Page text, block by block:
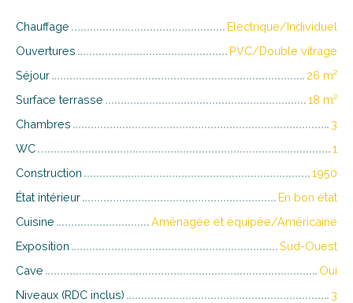
Chauffage
Electrique/Individuel
Ouvertures
PVC/Double vitrage
Séjour
26 m²
Surface terrasse
18 m²
Chambres
3
WC
1
Construction
1950
État intérieur
En bon état
Cuisine
Aménagée et équipée/Américaine
Exposition
Sud-Ouest
Cave
Oui
Niveaux (RDC inclus)
3